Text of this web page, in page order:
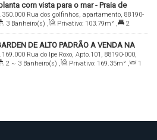
com vista para o mar - Praia de
Rua dos golfinhos, apartamento, 88190-
Governador Celso Ramos, Santa Catarina,
3 Banheiro(s) , Privativo: 103.79m² ,
2
, 50mDistância do Mar
DE ALTO PADRÃO A VENDA NA
COM 03 SUÍTES + 05 VAGAS
Rua do Ipe Roxo, Apto.101, 88190-000,
Celso Ramos, Santa Catarina, Brasil
2 ~ 3 Banheiro(s) , Privativo: 169.35m² ,
1